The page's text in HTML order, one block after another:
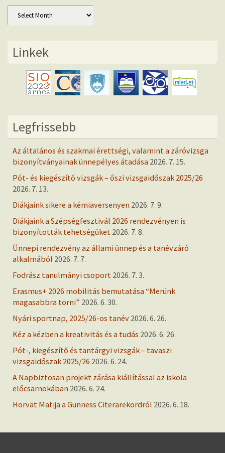
Archív
Linkek
Legfrissebb
Az általános és szakmai érettségi, valamint a záróvizsga
bizonyítványainak ünnepélyes átadása 2026. 7. 15.
Pót- és kiegészítő vizsgák – őszi vizsgaidőszak 2025/26
2026. 7. 13.
Diákjaink sikere a kémiaversenyen 2026. 7. 9.
Diákjaink a Szépségfesztivál 2026 rendezvényen is
bizonyították tehetségüket 2026. 7. 8.
Ünnepi rendezvény az állami ünnep és a tanévzáró
alkalmából 2026. 7. 7.
Fodrász tanulmányi csoport 2026. 7. 3.
Erasmus+ 2026 mobilitás bemutatása “Merünk
magasabbra törni” 2026. 6. 30.
Nyári sportnap, 2025/26-os tanév 2026. 6. 26.
Kéz a kézben a kreativitás és a tudás 2026. 6. 26.
Pót-, kiegészítő és tantárgyi vizsgák – tavaszi
vizsgaidőszak 2025/26 2026. 6. 24.
A Napbiztosan projekt zárása kiállítással az iskola
előcsarnokában 2026. 6. 24.
Horvat Matija a Gunness Citerarekordról 2026. 6. 18.